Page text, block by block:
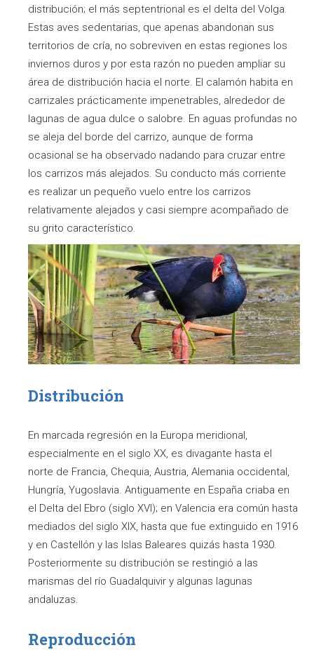
distribución; el más septentrional es el delta del Volga.
Estas aves sedentarias, que apenas abandonan sus
territorios de cría, no sobreviven en estas regiones los
inviernos duros y por esta razón no pueden ampliar su
área de distribución hacia el norte. El calamón habita en
carrizales prácticamente impenetrables, alrededor de
lagunas de agua dulce o salobre. En aguas profundas no
se aleja del borde del carrizo, aunque de forma
ocasional se ha observado nadando para cruzar entre
los carrizos más alejados. Su conducto más corriente
es realizar un pequeño vuelo entre los carrizos
relativamente alejados y casi siempre acompañado de
su grito característico.
Distribución
En marcada regresión en la Europa meridional,
especialmente en el siglo XX, es divagante hasta el
norte de Francia, Chequia, Austria, Alemania occidental,
Hungría, Yugoslavia. Antiguamente en España criaba en
el Delta del Ebro (siglo XVI); en Valencia era común hasta
mediados del siglo XIX, hasta que fue extinguido en 1916
y en Castellón y las Islas Baleares quizás hasta 1930.
Posteriormente su distribución se restingió a las
marismas del río Guadalquivir y algunas lagunas
andaluzas.
Reproducción